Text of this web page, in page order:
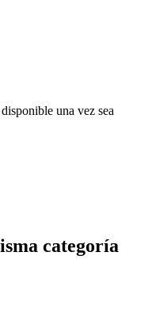
una vez sea
categoría